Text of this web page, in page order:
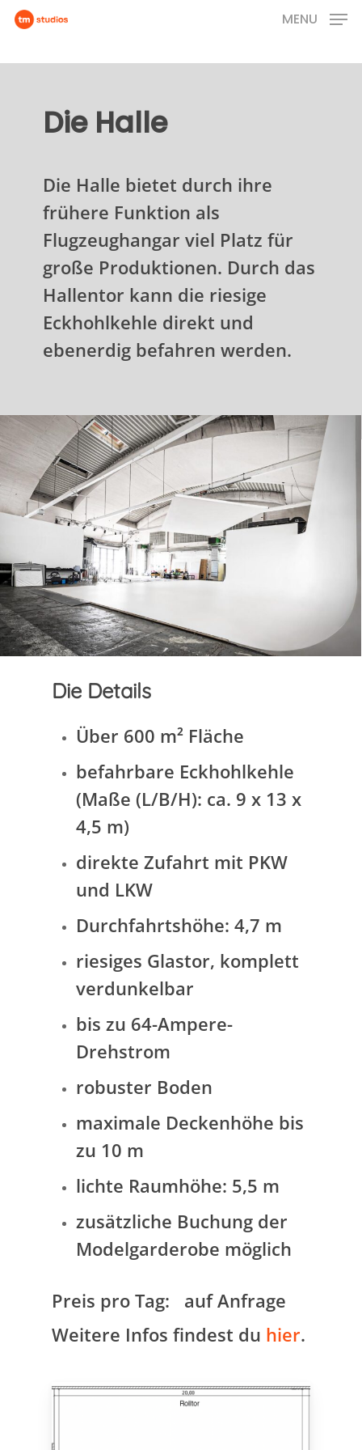
Skip
MENU
Die Halle
Die Halle bietet durch ihre
frühere Funktion als
Flugzeughangar viel Platz für
große Produktionen. Durch das
Hallentor kann die riesige
Eckhohlkehle direkt und
ebenerdig befahren werden.
Die Details
Über 600 m² Fläche
befahrbare Eckhohlkehle
(Maße (L/B/H): ca. 9 x 13 x
4,5 m)
direkte Zufahrt mit PKW
und LKW
Durchfahrtshöhe: 4,7 m
riesiges Glastor, komplett
verdunkelbar
bis zu 64-Ampere-
Drehstrom
robuster Boden
maximale Deckenhöhe bis
zu 10 m
lichte Raumhöhe: 5,5 m
zusätzliche Buchung der
Modelgarderobe möglich
Preis pro Tag: auf Anfrage
Weitere Infos findest du hier.